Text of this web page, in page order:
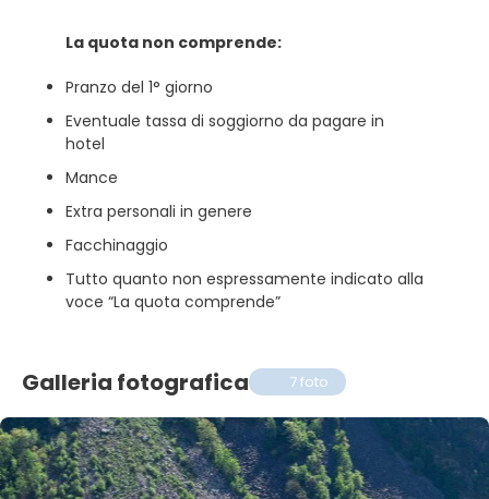
La quota non comprende:
Pranzo del 1° giorno
Eventuale tassa di soggiorno da pagare in
hotel
Mance
Extra personali in genere
Facchinaggio
Tutto quanto non espressamente indicato alla
voce “La quota comprende”
Galleria fotografica 7 foto